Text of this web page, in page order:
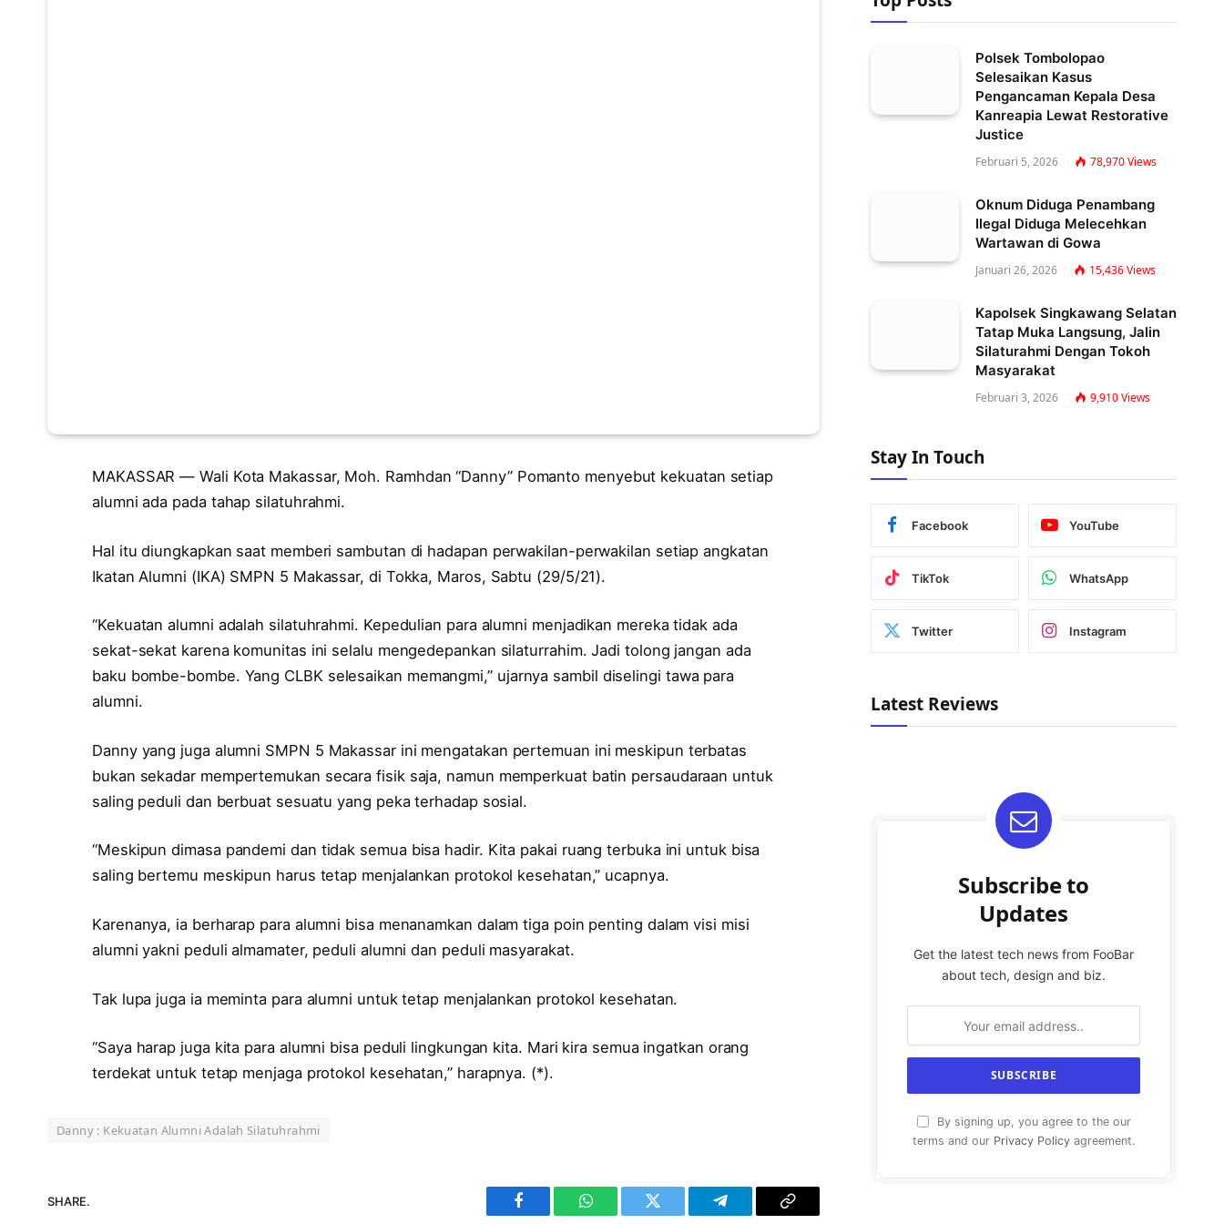
MAKASSAR — Wali Kota Makassar, Moh. Ramhdan “Danny” Pomanto menyebut kekuatan setiap
alumni ada pada tahap silatuhrahmi.
Hal itu diungkapkan saat memberi sambutan di hadapan perwakilan-perwakilan setiap angkatan
Ikatan Alumni (IKA) SMPN 5 Makassar, di Tokka, Maros, Sabtu (29/5/21).
“Kekuatan alumni adalah silatuhrahmi. Kepedulian para alumni menjadikan mereka tidak ada
sekat-sekat karena komunitas ini selalu mengedepankan silaturrahim. Jadi tolong jangan ada
baku bombe-bombe. Yang CLBK selesaikan memangmi,” ujarnya sambil diselingi tawa para
alumni.
Danny yang juga alumni SMPN 5 Makassar ini mengatakan pertemuan ini meskipun terbatas
bukan sekadar mempertemukan secara fisik saja, namun memperkuat batin persaudaraan untuk
saling peduli dan berbuat sesuatu yang peka terhadap sosial.
“Meskipun dimasa pandemi dan tidak semua bisa hadir. Kita pakai ruang terbuka ini untuk bisa
saling bertemu meskipun harus tetap menjalankan protokol kesehatan,” ucapnya.
Karenanya, ia berharap para alumni bisa menanamkan dalam tiga poin penting dalam visi misi
alumni yakni peduli almamater, peduli alumni dan peduli masyarakat.
Tak lupa juga ia meminta para alumni untuk tetap menjalankan protokol kesehatan.
“Saya harap juga kita para alumni bisa peduli lingkungan kita. Mari kira semua ingatkan orang
terdekat untuk tetap menjaga protokol kesehatan,” harapnya. (*).
Danny : Kekuatan Alumni Adalah Silatuhrahmi
SHARE.
Facebook WhatsAppTwitter Telegram Copy
Polsek Tombolopao
Selesaikan Kasus
Pengancaman Kepala Desa
Kanreapia Lewat Restorative
Justice
Februari 5, 2026 78,970Views
Oknum Diduga Penambang
Ilegal Diduga Melecehkan
Wartawan di Gowa
Januari 26, 2026 15,436Views
Kapolsek Singkawang Selatan
Tatap Muka Langsung, Jalin
Silaturahmi Dengan Tokoh
Masyarakat
Februari 3, 2026 9,910Views
Stay In Touch
Facebook YouTube
TikTok WhatsApp
Twitter Instagram
Latest Reviews
Subscribe to
Updates
Get the latest tech news from FooBar
about tech, design and biz.
By signing up, you agree to the our
terms and our Privacy Policy agreement.